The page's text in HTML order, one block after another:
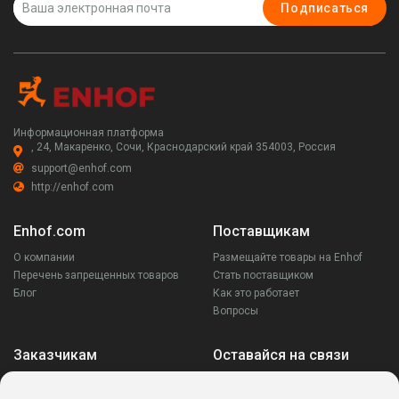
Подписаться
Информационная платформа
, 24, Макаренко, Сочи, Краснодарский край 354003, Россия
support@enhof.com
http://enhof.com
Enhof.com
О компании
Перечень запрещенных товаров
Блог
Поставщикам
Размещайте товары на Enhof
Стать поставщиком
Как это работает
Вопросы
Заказчикам Оставайся на связи